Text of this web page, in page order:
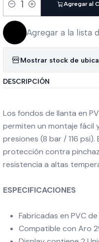
Cantidad
Agregar al
Agregar a la lista
Mostrar stock de
DESCRIPCIÓN
Los fondos de llanta en
permiten un montaje fácil
presiones (8 bar / 116 psi).
protección contra
resistencia a altas
ESPECIFICACIONES
Fabricadas en PVC
Compatible con Aro